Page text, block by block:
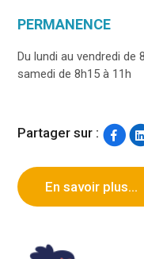
PERMANENCE
Du lundi au vendredi de
samedi de 8h15 à 11h
Partager sur :
En savoir plus...